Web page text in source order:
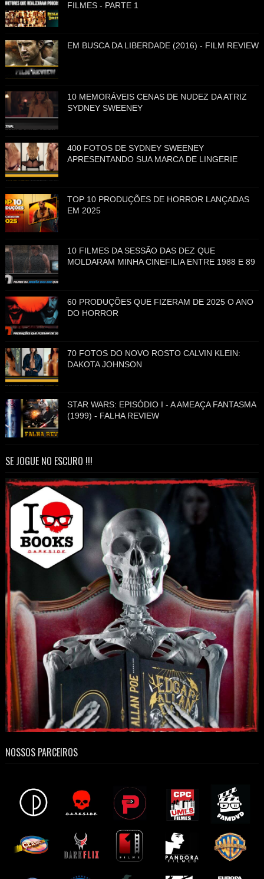
FILMES - PARTE 1
EM BUSCA DA LIBERDADE (2016) - FILM REVIEW
10 MEMORÁVEIS CENAS DE NUDEZ DA ATRIZ
SYDNEY SWEENEY
400 FOTOS DE SYDNEY SWEENEY
APRESENTANDO SUA MARCA DE LINGERIE
TOP 10 PRODUÇÕES DE HORROR LANÇADAS
EM 2025
10 FILMES DA SESSÃO DAS DEZ QUE
MOLDARAM MINHA CINEFILIA ENTRE 1988 E 89
60 PRODUÇÕES QUE FIZERAM DE 2025 O ANO
DO HORROR
70 FOTOS DO NOVO ROSTO CALVIN KLEIN:
DAKOTA JOHNSON
STAR WARS: EPISÓDIO I - A AMEAÇA FANTASMA
(1999) - FALHA REVIEW
SE JOGUE NO ESCURO !!!
NOSSOS PARCEIROS